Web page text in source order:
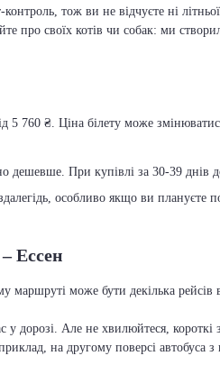
тож ви не відчуєте ні
про своїх котів чи собак: ми
5 760 ₴. Ціна білету може
дешевше. При купівлі за 30-39
особливо якщо ви плануєте
Ессен
може бути декілька
дорозі. Але не хвилюйтеся, короткі
на другому поверсі автобуса